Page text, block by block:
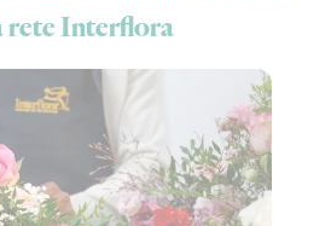
rete Interflora